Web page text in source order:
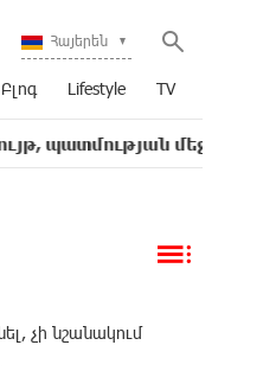
Հայերեն
Բլոգ Lifestyle TV
մեջ խայտառակ
չի նշանակում